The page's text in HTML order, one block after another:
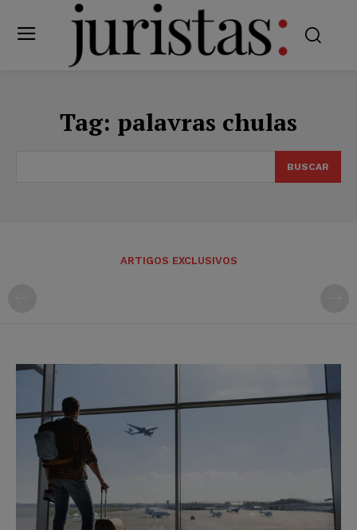
Tag: palavras chulas
BUSCAR
ARTIGOS EXCLUSIVOS